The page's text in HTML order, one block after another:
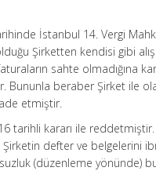
İstanbul 14. Vergi
Şirketten kendisi gibi
sahte olmadığına
Bununla beraber Şirket ile
etmiştir.
tarihli kararı ile
defter ve belgelerini
(düzenleme yönünde)